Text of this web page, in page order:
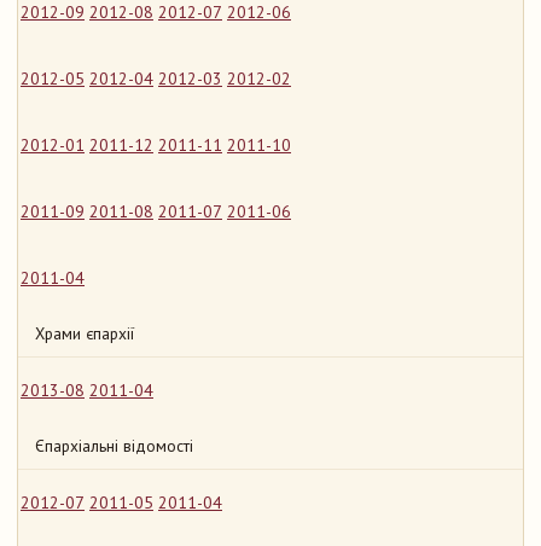
2012-09 2012-08 2012-07 2012-06
2012-05 2012-04 2012-03 2012-02
2012-01 2011-12 2011-11 2011-10
2011-09 2011-08 2011-07 2011-06
2011-04
Храми єпархії
2013-08 2011-04
Єпархіальні відомості
2012-07 2011-05 2011-04